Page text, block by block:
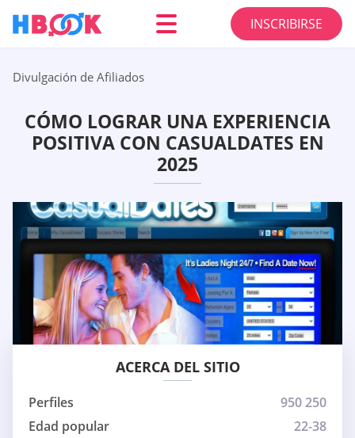
INSCRIBIRSE
Divulgación de Afiliados
CÓMO LOGRAR UNA EXPERIENCIA
POSITIVA CON СASUALDATES EN
2025
ACERCA DEL SITIO
Perfiles
950 250
Edad popular
22-38